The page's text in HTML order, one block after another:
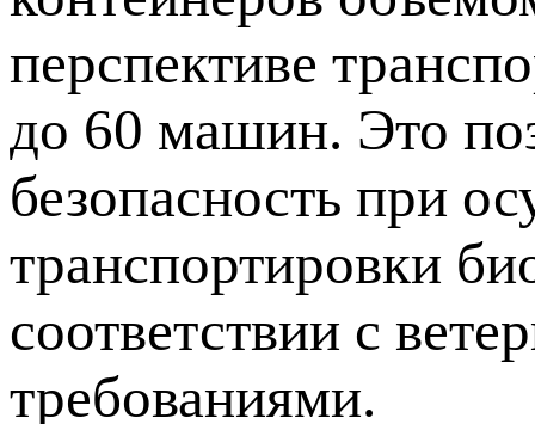
перспективе
до 60 машин. Это
безопасность при
транспортировки
соответствии с
требованиями.